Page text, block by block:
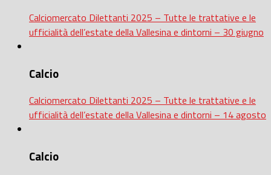
Calciomercato Dilettanti 2025 – Tutte le trattative e le
ufficialità dell’estate della Vallesina e dintorni – 30 giugno
Calcio
Calciomercato Dilettanti 2025 – Tutte le trattative e le
ufficialità dell’estate della Vallesina e dintorni – 14 agosto
Calcio